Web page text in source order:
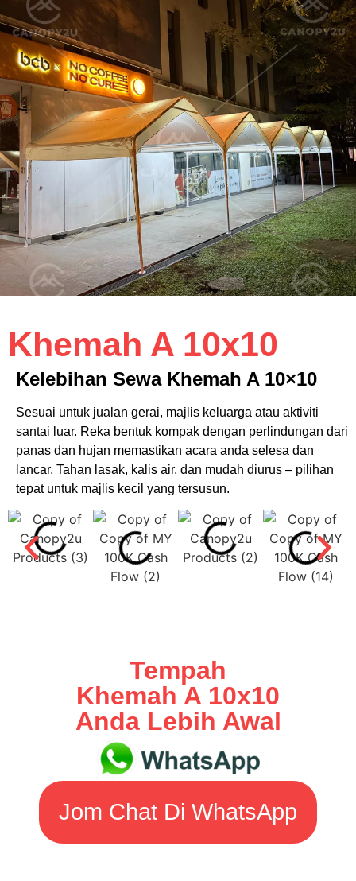
Khemah A 10x10
Kelebihan Sewa Khemah A 10×10
Sesuai untuk jualan gerai, majlis keluarga atau aktiviti
santai luar. Reka bentuk kompak dengan perlindungan dari
panas dan hujan memastikan acara anda selesa dan
lancar. Tahan lasak, kalis air, dan mudah diurus – pilihan
tepat untuk majlis kecil yang tersusun.
Tempah
Khemah A 10x10
Anda Lebih Awal
Jom Chat Di WhatsApp